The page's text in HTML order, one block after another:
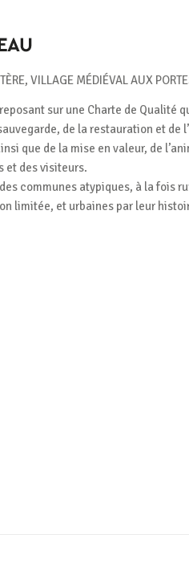
VILLAGE MÉDIÉVAL AUX
sur une Charte de Qualité
de la restauration et de
que de la mise en valeur, de
et des visiteurs.
communes atypiques, à la fois
limitée, et urbaines par leur